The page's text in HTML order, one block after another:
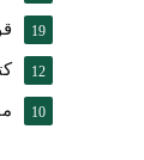
19
12
10